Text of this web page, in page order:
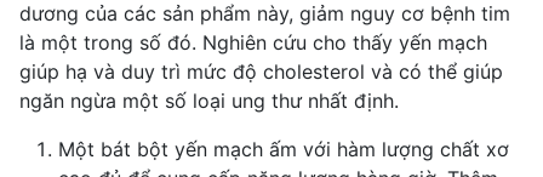
dương của các sản phẩm này, giảm nguy cơ bệnh tim
là một trong số đó. Nghiên cứu cho thấy yến mạch
giúp hạ và duy trì mức độ cholesterol và có thể giúp
ngăn ngừa một số loại ung thư nhất định.
Một bát bột yến mạch ấm với hàm lượng chất xơ